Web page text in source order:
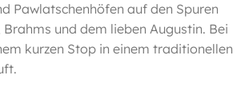
Pawlatschenhöfen auf den Spuren
und dem lieben Augustin. Bei
kurzen Stop in einem traditionellen